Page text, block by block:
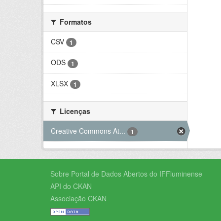
Formatos
CSV
1
ODS 1
XLSX 1
Licenças
Creative Commons At...
1
Sobre Portal de Dados Abertos do IFFluminense
API do CKAN
Associação CKAN